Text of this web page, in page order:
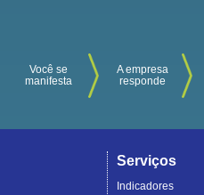
Você se
manifesta
A empresa
responde
Serviços
Indicadores